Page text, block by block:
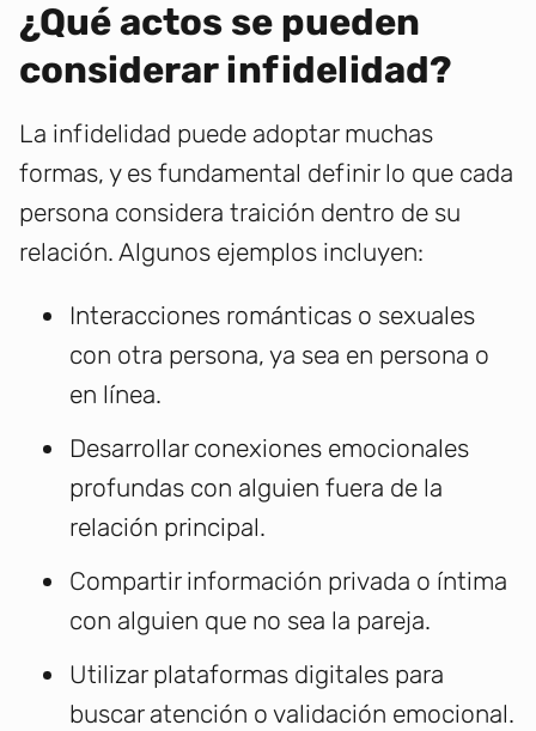
¿Qué actos se pueden
considerar infidelidad?
La infidelidad puede adoptar muchas
formas, y es fundamental definir lo que cada
persona considera traición dentro de su
relación. Algunos ejemplos incluyen:
Interacciones románticas o sexuales
con otra persona, ya sea en persona o
en línea.
Desarrollar conexiones emocionales
profundas con alguien fuera de la
relación principal.
Compartir información privada o íntima
con alguien que no sea la pareja.
Utilizar plataformas digitales para
buscar atención o validación emocional.